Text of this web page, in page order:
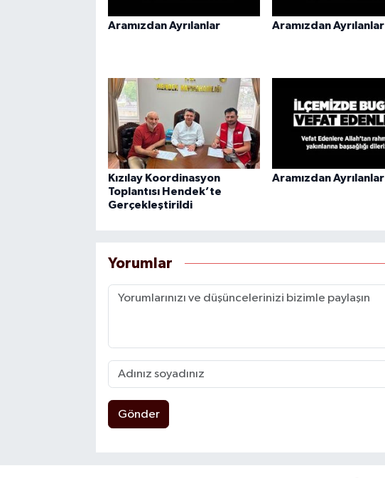
Aramızdan Ayrılanlar Aramızdan Ayrılanlar
Kızılay Koordinasyon
Toplantısı Hendek’te
Gerçekleştirildi
Aramızdan Ayrılanlar
Yorumlar
Gönder